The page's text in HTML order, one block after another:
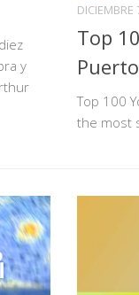
y
Top
Top 100
the most